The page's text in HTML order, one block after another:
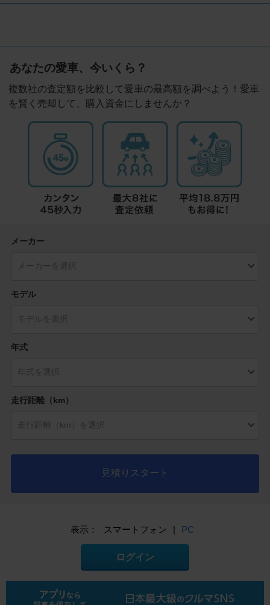
あなたの愛車、今いくら？
複数社の査定額を比較して愛車の最高額を調べよう！愛車
を賢く売却して、購入資金にしませんか？
メーカー
モデル
年式
走行距離（km）
見積りスタート
表示： スマートフォン | PC
ログイン